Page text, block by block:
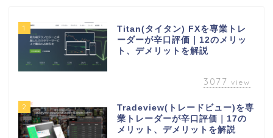
1
Titan(タイタン) FXを専業トレ
ーダーが辛口評価｜12のメリッ
ト、デメリットを解説
3077 view
2
Tradeview(トレードビュー)を専
業トレーダーが辛口評価｜17の
メリット、デメリットを解説